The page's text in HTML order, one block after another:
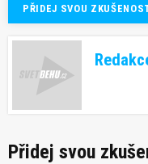
PŘIDEJ SVOU
Přidej svou